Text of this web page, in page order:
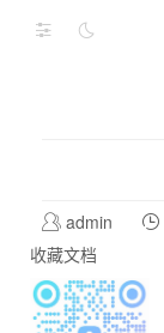
admin
收藏文档